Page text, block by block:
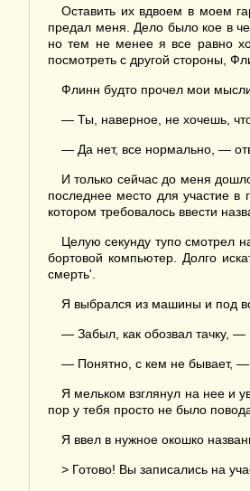
Оставить их вдвоем в моем
предал меня. Дело было кое в
но тем не менее я все равно
посмотреть с другой стороны,
Флинн будто прочел мои
— Ты, наверное, не хочешь,
— Да нет, все нормально, —
И только сейчас до меня
последнее место для участие
котором требовалось ввести
Целую секунду тупо смотрел
бортовой компьютер. Долго
смерть'.
Я выбрался из машины и под
— Забыл, как обозвал тачку, —
— Понятно, с кем не бывает, —
Я мельком взглянул на нее и
пор у тебя просто не было
Я ввел в нужное окошко
> Готово! Вы записались на